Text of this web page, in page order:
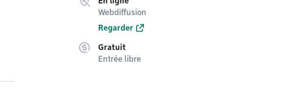
Webdiffusion
Regarder
Gratuit
Entrée libre